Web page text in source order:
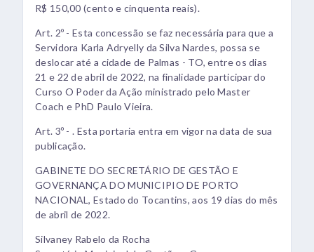
R$ 150,00 (cento e cinquenta reais).
Art. 2º - Esta concessão se faz necessária para que a
Servidora Karla Adryelly da Silva Nardes, possa se
deslocar até a cidade de Palmas - TO, entre os dias
21 e 22 de abril de 2022, na finalidade participar do
Curso O Poder da Ação ministrado pelo Master
Coach e PhD Paulo Vieira.
Art. 3º - . Esta portaria entra em vigor na data de sua
publicação.
GABINETE DO SECRETÁRIO DE GESTÃO E
GOVERNANÇA DO MUNICIPIO DE PORTO
NACIONAL, Estado do Tocantins, aos 19 dias do mês
de abril de 2022.
Silvaney Rabelo da Rocha